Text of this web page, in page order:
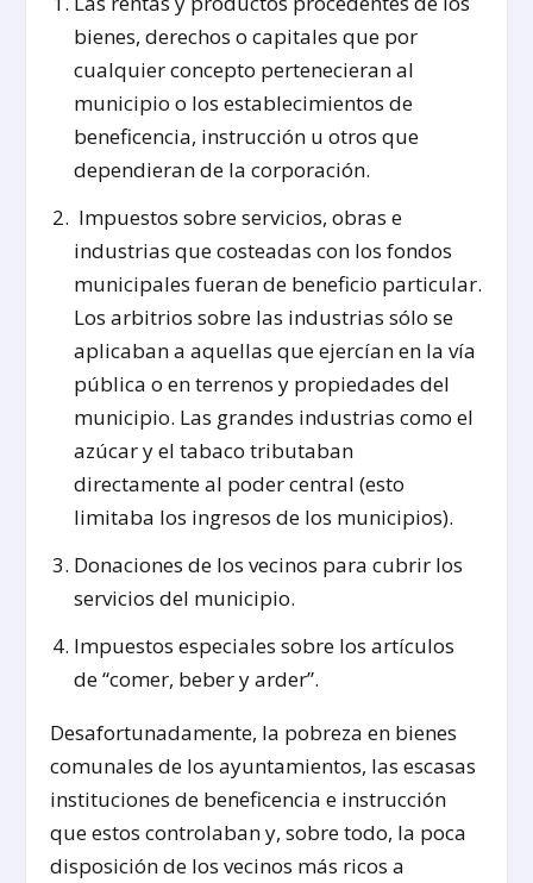
bienes, derechos o capitales que por
cualquier concepto pertenecieran al
municipio o los establecimientos de
beneficencia, instrucción u otros que
dependieran de la corporación.
Impuestos sobre servicios, obras e
industrias que costeadas con los fondos
municipales fueran de beneficio particular.
Los arbitrios sobre las industrias sólo se
aplicaban a aquellas que ejercían en la vía
pública o en terrenos y propiedades del
municipio. Las grandes industrias como el
azúcar y el tabaco tributaban
directamente al poder central (esto
limitaba los ingresos de los municipios).
Donaciones de los vecinos para cubrir los
servicios del municipio.
Impuestos especiales sobre los artículos
de “comer, beber y arder”.
Desafortunadamente, la pobreza en bienes
comunales de los ayuntamientos, las escasas
instituciones de beneficencia e instrucción
que estos controlaban y, sobre todo, la poca
disposición de los vecinos más ricos a